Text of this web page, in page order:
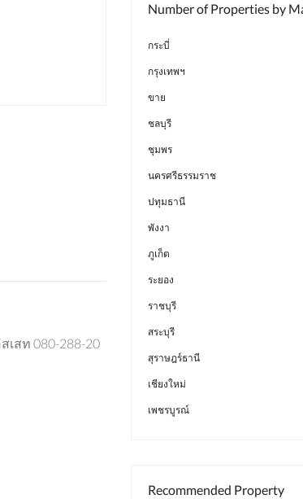
เสท 080-288-20
Number of Properties by
กระบี่
กรุงเทพฯ
ขาย
ชลบุรี
ชุมพร
นครศรีธรรมราช
ปทุมธานี
พังงา
ภูเก็ต
ระยอง
ราชบุรี
สระบุรี
สุราษฎร์ธานี
เชียงใหม่
เพชรบูรณ์
Recommended Property